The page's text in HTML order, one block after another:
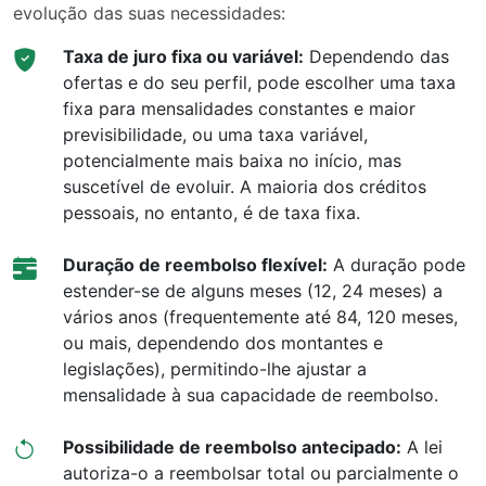
evolução das suas necessidades:
Taxa de juro fixa ou variável: Dependendo das
ofertas e do seu perfil, pode escolher uma taxa
fixa para mensalidades constantes e maior
previsibilidade, ou uma taxa variável,
potencialmente mais baixa no início, mas
suscetível de evoluir. A maioria dos créditos
pessoais, no entanto, é de taxa fixa.
Duração de reembolso flexível: A duração pode
estender-se de alguns meses (12, 24 meses) a
vários anos (frequentemente até 84, 120 meses,
ou mais, dependendo dos montantes e
legislações), permitindo-lhe ajustar a
mensalidade à sua capacidade de reembolso.
Possibilidade de reembolso antecipado: A lei
autoriza-o a reembolsar total ou parcialmente o